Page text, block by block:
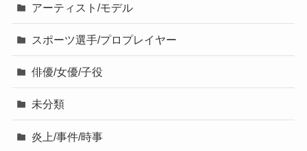
アーティスト/モデル
スポーツ選手/プロプレイヤー
俳優/女優/子役
未分類
炎上/事件/時事